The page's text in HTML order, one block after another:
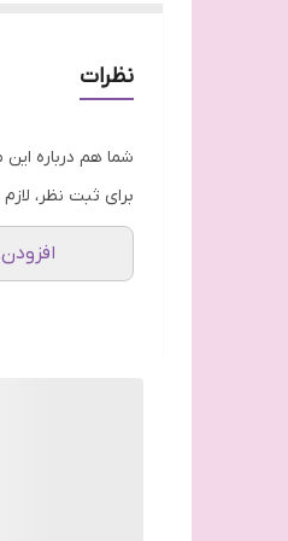
نظرات
شما هم درباره
برای ثبت نظر،